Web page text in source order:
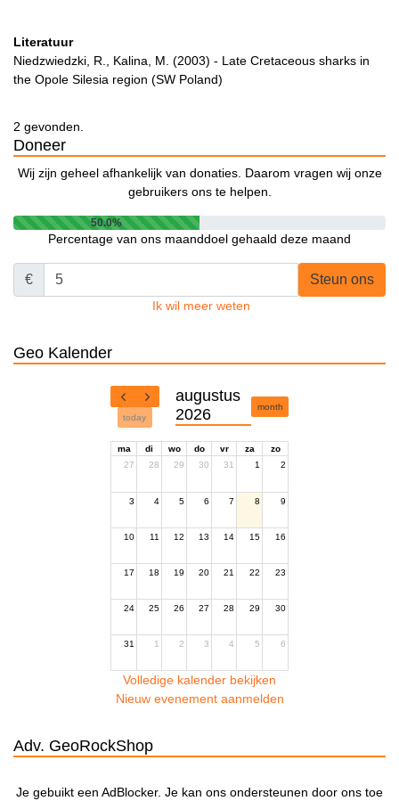
Literatuur
Niedzwiedzki, R., Kalina, M. (2003) - Late Cretaceous sharks in
the Opole Silesia region (SW Poland)
2 gevonden.
Doneer
Wij zijn geheel afhankelijk van donaties. Daarom vragen wij onze
gebruikers ons te helpen.
50.0%
Percentage van ons maanddoel gehaald deze maand
€ Steun ons
Ik wil meer weten
Geo Kalender
today
augustus
2026
month
ma di wo do vr za
zo
27
28 29 30 31 1 2
3 4 5 6 7 8 9
10 11 12 13 14 15 16
17 18 19 20 21 22 23
24 25 26 27 28 29 30
31 1 2 3 4 5 6
Volledige kalender bekijken
Nieuw evenement aanmelden
Adv. GeoRockShop
Je gebuikt een AdBlocker. Je kan ons ondersteunen door ons toe